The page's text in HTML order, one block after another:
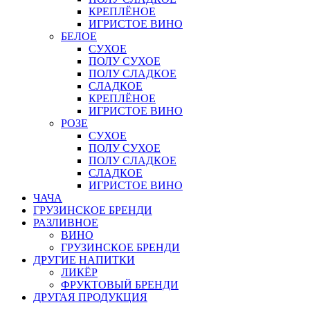
КРЕПЛЁНОЕ
ИГРИСТОЕ ВИНО
БЕЛОЕ
СУХОЕ
ПОЛУ СУХОЕ
ПОЛУ СЛАДКОЕ
СЛАДКОЕ
КРЕПЛЁНОЕ
ИГРИСТОЕ ВИНО
РОЗЕ
СУХОЕ
ПОЛУ СУХОЕ
ПОЛУ СЛАДКОЕ
СЛАДКОЕ
ИГРИСТОЕ ВИНО
ЧАЧА
ГРУЗИНСКОЕ БРЕНДИ
РАЗЛИВНОЕ
ВИНО
ГРУЗИНСКОЕ БРЕНДИ
ДРУГИЕ НАПИТКИ
ЛИКЁР
ФРУКТОВЫЙ БРЕНДИ
ДРУГАЯ ПРОДУКЦИЯ